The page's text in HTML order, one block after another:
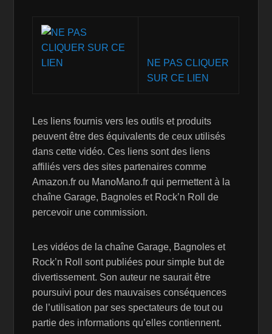
NE PAS CLIQUER
SUR CE LIEN
Les liens fournis vers les outils et produits
peuvent être des équivalents de ceux utilisés
dans cette vidéo. Ces liens sont des liens
affiliés vers des sites partenaires comme
Amazon.fr ou ManoMano.fr qui permettent à la
chaîne Garage, Bagnoles et Rock’n Roll de
percevoir une commission.
Les vidéos de la chaîne Garage, Bagnoles et
Rock’n Roll sont publiées pour simple but de
divertissement. Son auteur ne saurait être
poursuivi pour des mauvaises conséquences
de l’utilisation par ses spectateurs de tout ou
partie des informations qu’elles contiennent.